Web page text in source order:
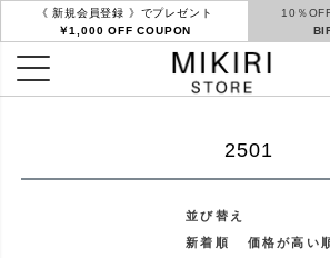
《 新規会員登録 》でプレゼント
￥1,000 OFF COUPON
10％
2501
並び替え
新着順
価格が高い